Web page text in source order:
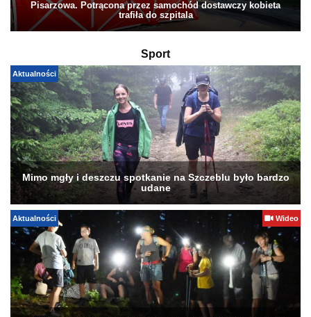
Pisarzowa. Potrącona przez samochód dostawczy kobieta
trafiła do szpitala
Sport
Aktualności
Mimo mgły i deszczu spotkanie na Szczeblu było bardzo
udane
Aktualności Wideo